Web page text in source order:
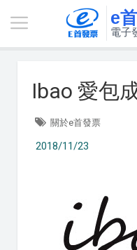
e
電子
Ibao 愛包
關於e首發票
2018/11/23